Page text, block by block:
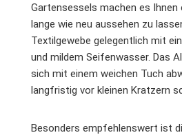
Gartensessels machen es Ihnen
lange wie neu aussehen zu
Textilgewebe gelegentlich mit
und mildem Seifenwasser. Das
sich mit einem weichen Tuch
langfristig vor kleinen Kratzern
Besonders empfehlenswert ist